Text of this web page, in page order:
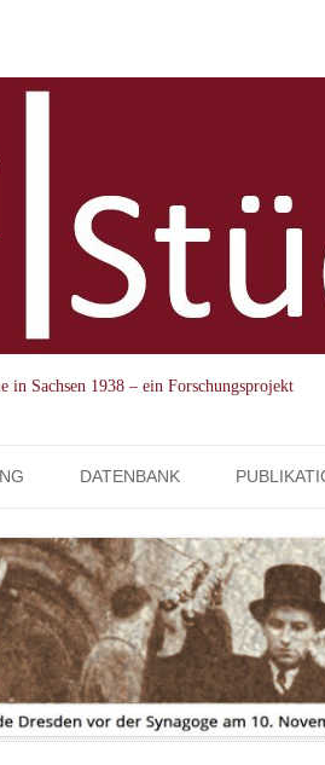
in Sachsen 1938 – ein Forschungsprojekt
AUSSTELLUNG
DATENBANK